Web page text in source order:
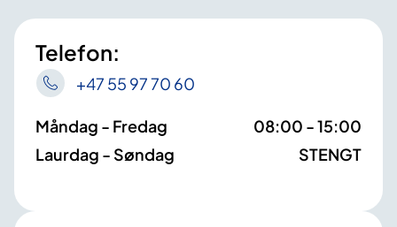
Telefon:
+47 55 97 70 60
Måndag - Fredag
08:00 - 15:00
Laurdag - Søndag
STENGT